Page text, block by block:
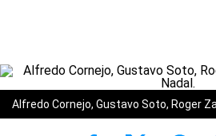
Alfredo Cornejo, Gustavo Soto, Roger